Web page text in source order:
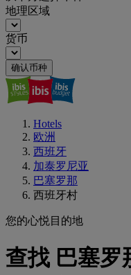
地理区域
货币
确认币种
Hotels
欧洲
西班牙
加泰罗尼亚
巴塞罗那
西班牙村
您的心悦目的地
查找 巴塞罗